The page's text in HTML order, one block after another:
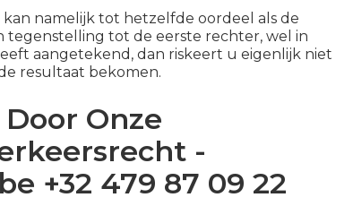
namelijk tot hetzelfde oordeel als de
tegenstelling tot de eerste rechter, wel in
aangetekend, dan riskeert u eigenlijk niet
resultaat bekomen.
Onze
-
+32 479 87 09 22